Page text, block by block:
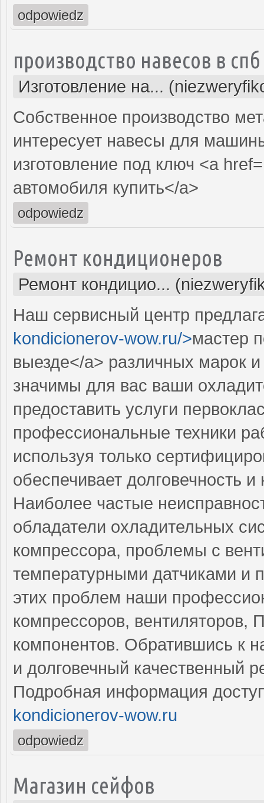
odpowiedz
производство навесов в спб
Изготовление на...
Собственное производство
интересует навесы для
изготовление под ключ <a href=
автомобиля купить</a>
odpowiedz
Ремонт кондиционеров
Ремонт кондицио...
Наш сервисный центр
kondicionerov-wow.ru/>мастер
выезде</a> различных марок
значимы для вас ваши
предоставить услуги
профессиональные техники
используя только
обеспечивает долговечность
Наиболее частые
обладатели охладительных
компрессора, проблемы с
температурными датчиками и
этих проблем наши
компрессоров, вентиляторов,
компонентов. Обратившись к
и долговечный качественный
Подробная информация
kondicionerov-wow.ru
odpowiedz
Магазин сейфов